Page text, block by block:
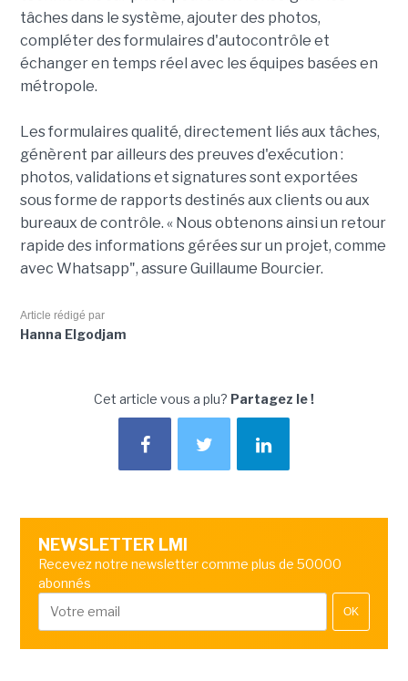
tâches dans le système, ajouter des photos,
compléter des formulaires d'autocontrôle et
échanger en temps réel avec les équipes basées en
métropole.
Les formulaires qualité, directement liés aux tâches,
génèrent par ailleurs des preuves d'exécution :
photos, validations et signatures sont exportées
sous forme de rapports destinés aux clients ou aux
bureaux de contrôle. « Nous obtenons ainsi un retour
rapide des informations gérées sur un projet, comme
avec Whatsapp", assure Guillaume Bourcier.
Article rédigé par
Hanna Elgodjam
Cet article vous a plu? Partagez le !
NEWSLETTER LMI
Recevez notre newsletter comme plus de 50000
abonnés
OK